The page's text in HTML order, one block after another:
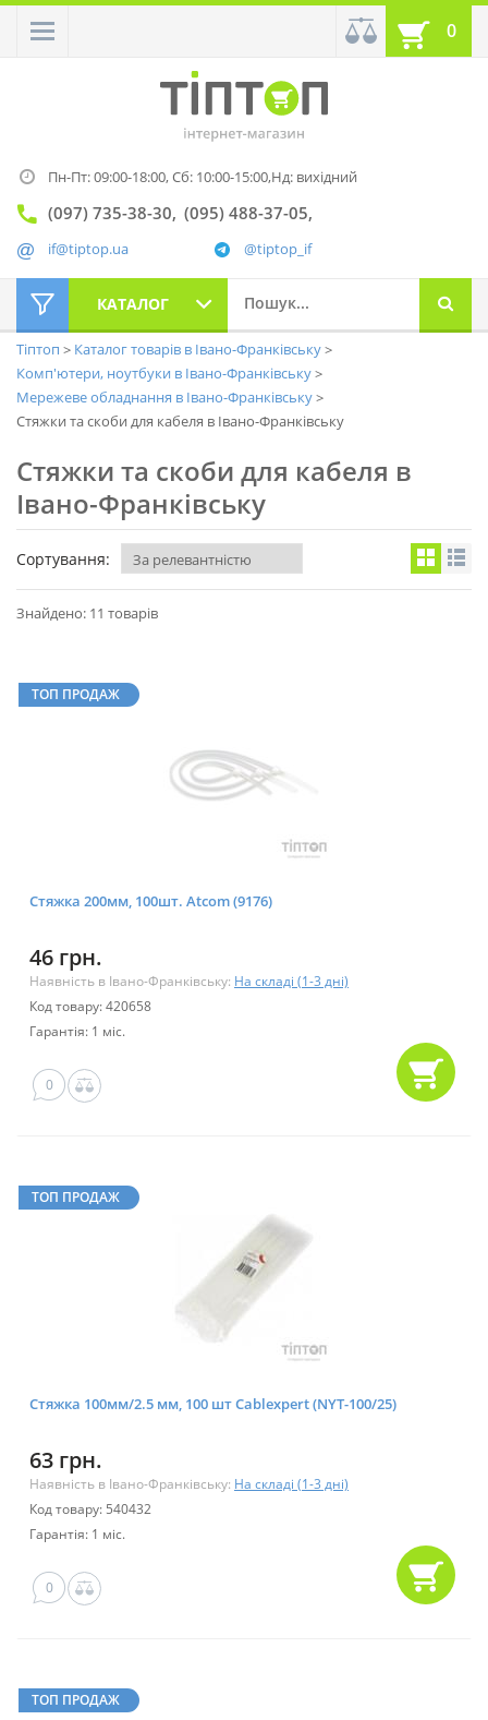
0
Пн-Пт: 09:00-18:00,Сб: 10:00-15:00,Нд: вихідний
(097) 735-38-30 (095) 488-37-05
@tiptop_if
if@tiptop.ua
КАТАЛОГ
Тіптоп
Каталог товарів в Івано-Франківську
Комп'ютери, ноутбуки в Івано-Франківську
Мережеве обладнання в Івано-Франківську
Стяжки та скоби для кабеля в Івано-Франківську
Стяжки та скоби для кабеля в
Івано-Франківську
Сортування:
Знайдено: 11 товарів
ТОП ПРОДАЖ
Стяжка 200мм, 100шт. Atcom (9176)
46 грн.
Наявність в Івано-Франківську: На складі (1-3 дні)
Код товару: 420658
Гарантія: 1 міс.
0
ТОП ПРОДАЖ
Стяжка 100мм/2.5 мм, 100 шт Cablexpert (NYT-100/25)
63 грн.
Наявність в Івано-Франківську: На складі (1-3 дні)
Код товару: 540432
Гарантія: 1 міс.
0
ТОП ПРОДАЖ